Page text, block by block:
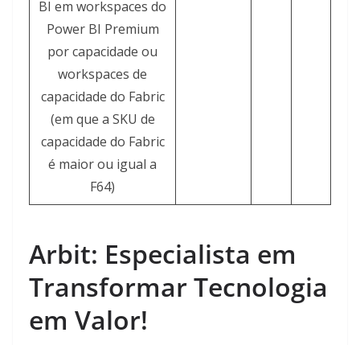
BI em workspaces do
Power BI Premium
por capacidade ou
workspaces de
capacidade do Fabric
(em que a SKU de
capacidade do Fabric
é maior ou igual a
F64)
Arbit: Especialista em
Transformar Tecnologia
em Valor!